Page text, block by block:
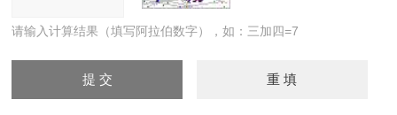
请输入计算结果（填写阿拉伯数字），如：三加四=7